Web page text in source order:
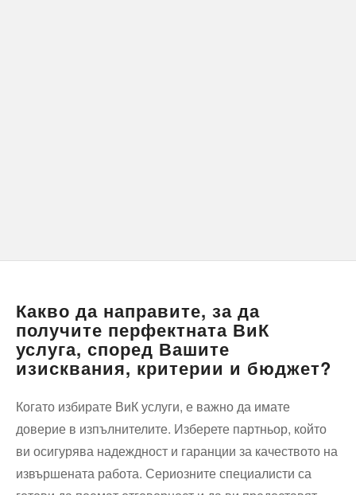
Какво да направите, за да
получите перфектната ВиК
услуга, според Вашите
изисквания, критерии и бюджет?
Когато избирате ВиК услуги, е важно да имате
доверие в изпълнителите. Изберете партньор, който
ви осигурява надеждност и гаранции за качеството на
извършената работа. Сериозните специалисти са